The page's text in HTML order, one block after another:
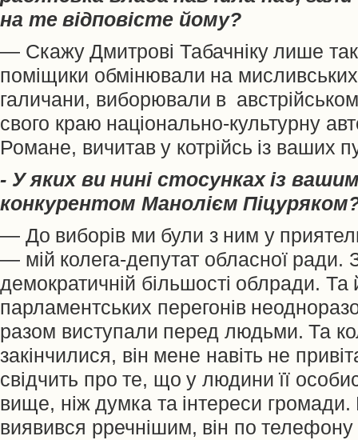
на те відповісте йому?
— Скажу Дмитрові Табачніку лише
поміщики обмінювали на
галичани, виборювали в
свого краю національно-культурну
Романе, вичитав у котрійсь із ваших
- У яких ви нині стосунках із
конкурентом Манолієм
— До виборів ми були з ним у
— мій колега-депутат обласної
демократичній більшості облради. Та
парламентських перегонів
разом виступали перед людьми. Та
закінчилися, він мене навіть не
свідчить про те, що у людини її
вище, ніж думка та інтереси
виявився рречнішим, він по телефону